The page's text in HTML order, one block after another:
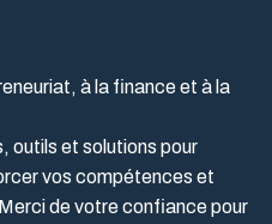
à la finance et à la
outils et solutions pour
vos compétences et
de votre confiance pour